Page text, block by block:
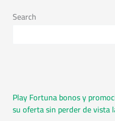
Search
Play Fortuna bonos y
su oferta sin perder de vista